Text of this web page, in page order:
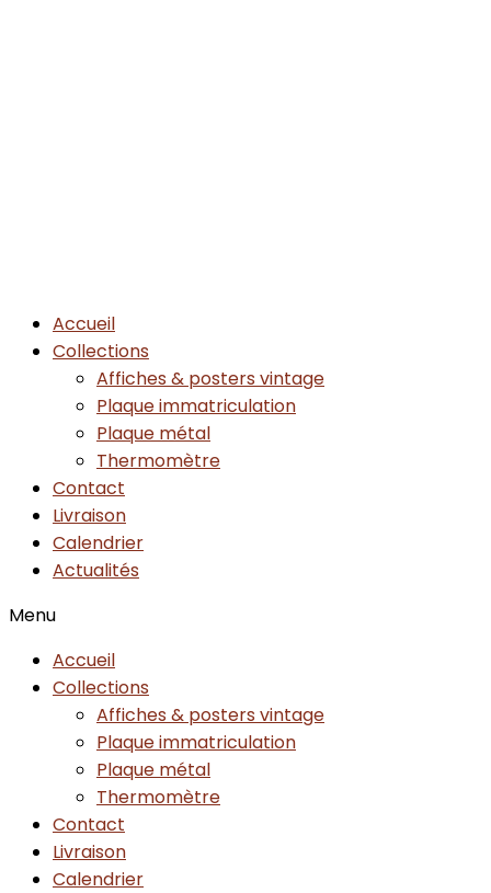
Accueil
Collections
Affiches & posters vintage
Plaque immatriculation
Plaque métal
Thermomètre
Contact
Livraison
Calendrier
Actualités
Menu
Accueil
Collections
Affiches & posters vintage
Plaque immatriculation
Plaque métal
Thermomètre
Contact
Livraison
Calendrier